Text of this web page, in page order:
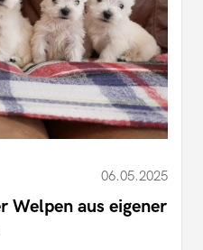
06.05.2025
Welpen aus eigener